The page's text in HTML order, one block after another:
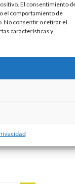
El consentimiento
el comportamiento de
No consentir o retirar el
características y
No sólo
el fin de
de
llamado El
dirigido